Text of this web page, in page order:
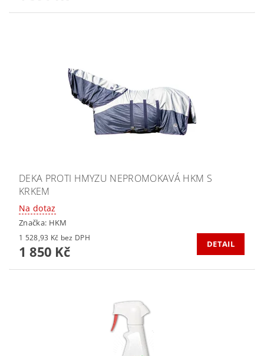
DEKA PROTI HMYZU NEPROMOKAVÁ HKM S
KRKEM
Na dotaz
Značka: HKM
1 528,93 Kč bez DPH
1 850 Kč DETAIL